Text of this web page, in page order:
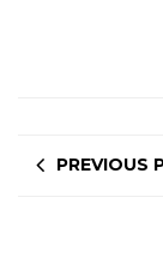
PREVIOUS